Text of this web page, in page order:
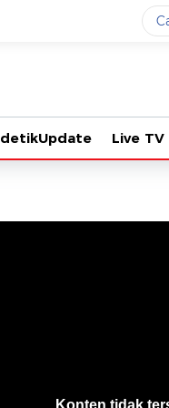
detikUpdate Live TV
Konten tidak